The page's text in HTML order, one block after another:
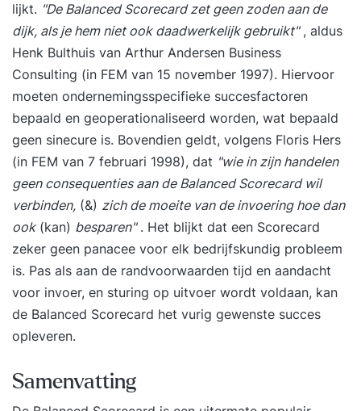
lijkt. "De Balanced Scorecard zet geen zoden aan de
dijk, als je hem niet ook daadwerkelijk gebruikt", aldus
Henk Bulthuis van Arthur Andersen Business
Consulting (in FEM van 15 november 1997). Hiervoor
moeten ondernemingsspecifieke succesfactoren
bepaald en geoperationaliseerd worden, wat bepaald
geen sinecure is. Bovendien geldt, volgens Floris Hers
(in FEM van 7 februari 1998), dat "wie in zijn handelen
geen consequenties aan de Balanced Scorecard wil
verbinden, (&) zich de moeite van de invoering hoe dan
ook(kan) besparen". Het blijkt dat een Scorecard
zeker geen panacee voor elk bedrijfskundig probleem
is. Pas als aan de randvoorwaarden tijd en aandacht
voor invoer, en sturing op uitvoer wordt voldaan, kan
de Balanced Scorecard het vurig gewenste succes
opleveren.
Samenvatting